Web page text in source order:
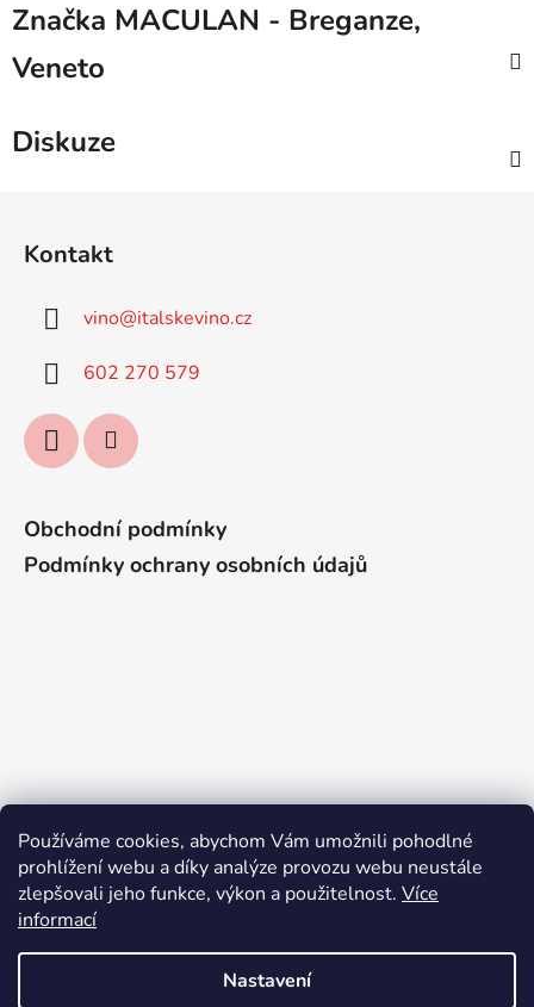
Používáme cookies, abychom Vám umožnili pohodlné
prohlížení webu a díky analýze provozu webu neustále
zlepšovali jeho funkce, výkon a použitelnost. Více
informací
Nastavení
Značka MACULAN - Breganze,
Veneto
Diskuze
Kontakt
vino@italskevino.cz
602 270 579
Obchodní podmínky
Podmínky ochrany osobních údajů
Přijímáme online platby